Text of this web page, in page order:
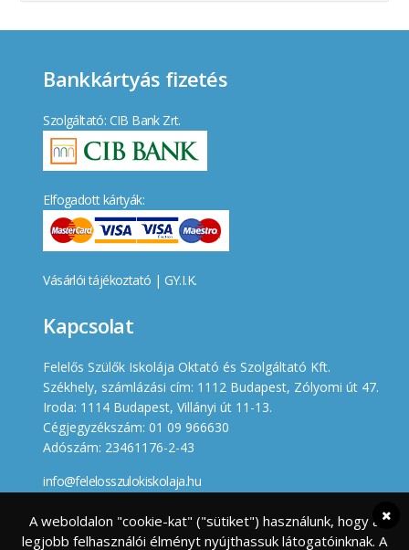
Bankkártyás fizetés
Szolgáltató: CIB Bank Zrt.
Elfogadott kártyák:
Vásárlói tájékoztató | GY.I.K.
Kapcsolat
Felelős Szülők Iskolája Oktató és Szolgáltató Kft.
Székhely, számlázási cím: 1112 Budapest, Zólyomi út 47.
Iroda: 1114 Budapest, Villányi út 11-13.
Cégjegyzékszám: 01 09 966630
Adószám: 23461176-2-43
info@felelosszulokiskolaja.hu
A weboldalon "cookie-kat" ("sütiket") használunk, hogy a
legjobb felhasználói élményt nyújthassuk látogatóinknak. A